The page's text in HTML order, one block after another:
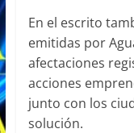
En el escrito
emitidas por
afectaciones
acciones
junto con los
solución.